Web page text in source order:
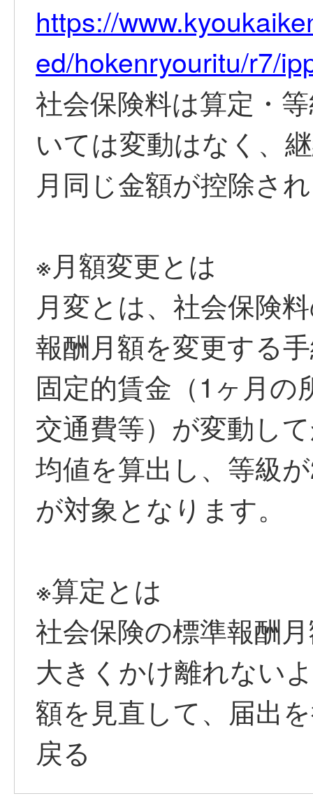
https://
ed/hokenryouritu/r7/
社会保険料は算定・
いては変動はなく、
月同じ金額が控除さ
※月額変更とは
月変とは、社会保険
報酬月額を変更する
固定的賃金（1ヶ月の
交通費等）が変動し
均値を算出し、等級
が対象となります。
※算定とは
社会保険の標準報酬
大きくかけ離れない
額を見直して、届出
戻る